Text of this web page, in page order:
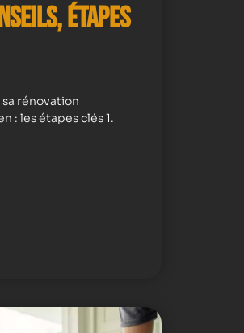
Étapes
rénovation
: les étapes clés 1.